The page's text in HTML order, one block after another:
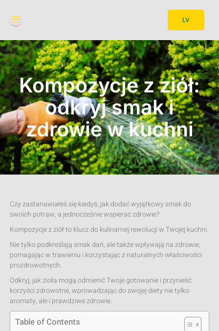
LV
Kompozycje z ziół:
odkryj smak i
zdrowie w kuchni
Czy zastanawiałeś się kiedyś, jak dodać wyjątkowy smak do
swoich potraw, a jednocześnie wspierać zdrowie?
Kompozycje z ziół to klucz do kulinarnej rewolucji w Twojej kuchni.
Nie tylko podkreślają smak dań, ale także wpływają na zdrowie,
pomagając w trawieniu i korzystając z naturalnych właściwości
prozdrowotnych.
Odkryj, jak zioła mogą odmienić Twoje gotowanie i przynieść
korzyści zdrowotne, wprowadzając do swojej diety nie tylko
aromaty, ale i prawdziwe zdrowie.
Table of Contents